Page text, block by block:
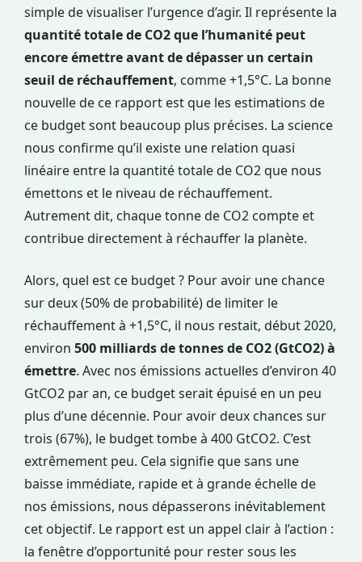
simple de visualiser l’urgence d’agir. Il représente la
quantité totale de CO2 que l’humanité peut
encore émettre avant de dépasser un certain
seuil de réchauffement, comme +1,5°C. La bonne
nouvelle de ce rapport est que les estimations de
ce budget sont beaucoup plus précises. La science
nous confirme qu’il existe une relation quasi
linéaire entre la quantité totale de CO2 que nous
émettons et le niveau de réchauffement.
Autrement dit, chaque tonne de CO2 compte et
contribue directement à réchauffer la planète.
Alors, quel est ce budget ? Pour avoir une chance
sur deux (50% de probabilité) de limiter le
réchauffement à +1,5°C, il nous restait, début 2020,
environ 500 milliards de tonnes de CO2 (GtCO2) à
émettre. Avec nos émissions actuelles d’environ 40
GtCO2 par an, ce budget serait épuisé en un peu
plus d’une décennie. Pour avoir deux chances sur
trois (67%), le budget tombe à 400 GtCO2. C’est
extrêmement peu. Cela signifie que sans une
baisse immédiate, rapide et à grande échelle de
nos émissions, nous dépasserons inévitablement
cet objectif. Le rapport est un appel clair à l’action :
la fenêtre d’opportunité pour rester sous les